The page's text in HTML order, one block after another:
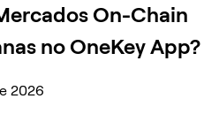
On-Chain
no OneKey App?
2026